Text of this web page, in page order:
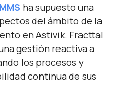
ha supuesto una
del ámbito de la
en Astivik. Fracttal
gestión reactiva a
los procesos y
continua de sus